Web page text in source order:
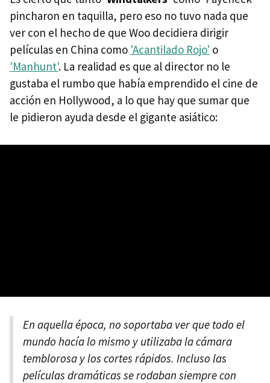
pincharon en taquilla, pero eso no tuvo nada que
ver con el hecho de que Woo decidiera dirigir
películas en China como 'Acantilado Rojo' o
'Manhunt'. La realidad es que al director no le
gustaba el rumbo que había emprendido el cine de
acción en Hollywood, a lo que hay que sumar que
le pidieron ayuda desde el gigante asiático:
En aquella época, no soportaba ver que todo el
mundo hacía lo mismo y utilizaba la cámara
temblorosa y los cortes rápidos. Incluso las
películas dramáticas se rodaban siempre con